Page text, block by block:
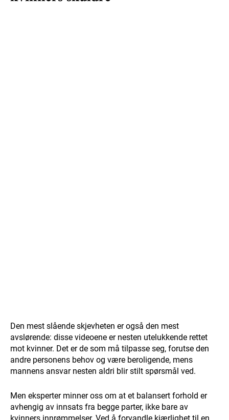
Den mest slående skjevheten er også den mest
avslørende: disse videoene er nesten utelukkende rettet
mot kvinner. Det er de som må tilpasse seg, forutse den
andre personens behov og være beroligende, mens
mannens ansvar nesten aldri blir stilt spørsmål ved.
Men eksperter minner oss om at et balansert forhold er
avhengig av innsats fra begge parter, ikke bare av